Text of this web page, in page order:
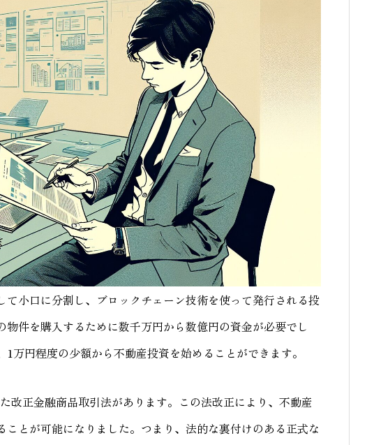
小口に分割し、ブロックチェーン技術を使って発行される投
件を購入するために数千万円から数億円の資金が必要でし
万円程度の少額から不動産投資を始めることができます。
改正金融商品取引法があります。この法改正により、不動産
とが可能になりました。つまり、法的な裏付けのある正式な